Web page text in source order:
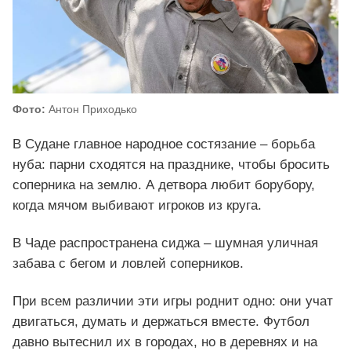
Фото: Антон Приходько
В Судане главное народное состязание – борьба
нуба: парни сходятся на празднике, чтобы бросить
соперника на землю. А детвора любит борубору,
когда мячом выбивают игроков из круга.
В Чаде распространена сиджа – шумная уличная
забава с бегом и ловлей соперников.
При всем различии эти игры роднит одно: они учат
двигаться, думать и держаться вместе. Футбол
давно вытеснил их в городах, но в деревнях и на